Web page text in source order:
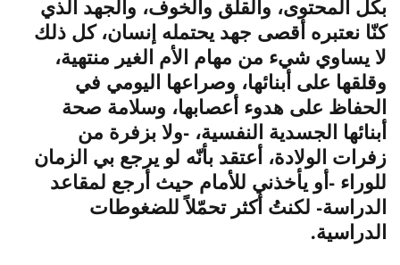
بكل المحتوى، والقلق والخوف، والجهد الذي
كنّا نعتبره أقصى جهد يحتمله إنسان، كل ذلك
لا يساوي شيء من مهام الأم الغير منتهية،
وقلقها على أبنائها، وصراعها اليومي في
الحفاظ على هدوء أعصابها، وسلامة صحة
أبنائها الجسدية النفسية، -ولا بزفرة من
زفرات الولادة، أعتقد بأنّه لو يرجع بي الزمان
للوراء -أو يأخذني للأمام حيث أرجع لمقاعد
الدراسة- لكنتُ أكثر تحمّلاً للضغوطات
الدراسية.